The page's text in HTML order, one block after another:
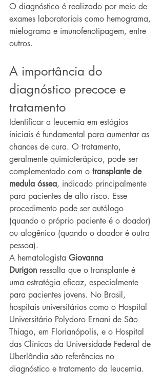
O diagnóstico é realizado por meio de
exames laboratoriais como hemograma,
mielograma e imunofenotipagem, entre
outros.
A importância do
diagnóstico precoce e
tratamento
Identificar a leucemia em estágios
iniciais é fundamental para aumentar as
chances de cura. O tratamento,
geralmente quimioterápico, pode ser
complementado com o transplante de
medula óssea, indicado principalmente
para pacientes de alto risco. Esse
procedimento pode ser autólogo
(quando o próprio paciente é o doador)
ou alogênico (quando o doador é outra
pessoa).
A hematologista Giovanna
Durigon ressalta que o transplante é
uma estratégia eficaz, especialmente
para pacientes jovens. No Brasil,
hospitais universitários como o Hospital
Universitário Polydoro Ernani de São
Thiago, em Florianópolis, e o Hospital
das Clínicas da Universidade Federal de
Uberlândia são referências no
diagnóstico e tratamento da leucemia.